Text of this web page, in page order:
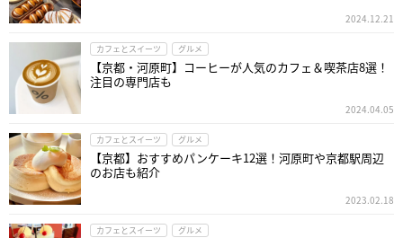
2024.12.21
カフェとスイーツ グルメ
【京都・河原町】コーヒーが人気のカフェ＆喫茶店8選！
注目の専門店も
2024.04.05
カフェとスイーツ グルメ
【京都】おすすめパンケーキ12選！河原町や京都駅周辺
のお店も紹介
2023.02.18
カフェとスイーツ グルメ